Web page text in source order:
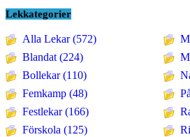
Lekkategorier
Alla Lekar (572)
Blandat (224)
Bollekar (110)
Femkamp (48)
Festlekar (166)
Förskola (125)